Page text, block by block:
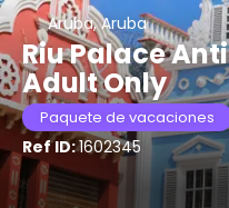
Aruba, Aruba
Riu Palace
Adult Only
Paquete de vacaciones
Ref ID:1602345